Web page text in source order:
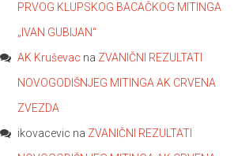
PRVOG KLUPSKOG BACAČKOG MITINGA
„IVAN GUBIJAN“
AK Kruševac na ZVANIČNI REZULTATI
NOVOGODIŠNJEG MITINGA AK CRVENA
ZVEZDA
ikovacevic na ZVANIČNI REZULTATI